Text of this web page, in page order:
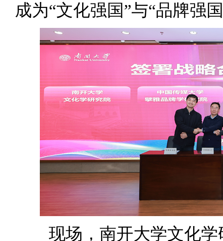
成为“文化强国”与“品牌强
现场，南开大学文化学